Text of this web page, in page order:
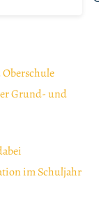
Grund- und
im Schuljahr